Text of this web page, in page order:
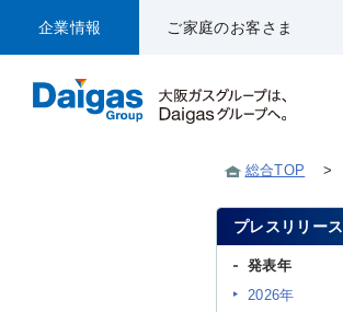
企業情報 ご家庭のお客さま
総合TOP >
プレスリリース
発表年
2026年